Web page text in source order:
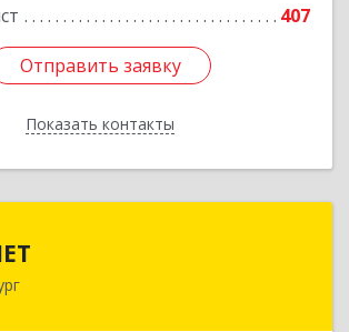
407
Отправить заявку
Показать контакты
Отправить заявку
Назад
Петербург г, Конституции пл,